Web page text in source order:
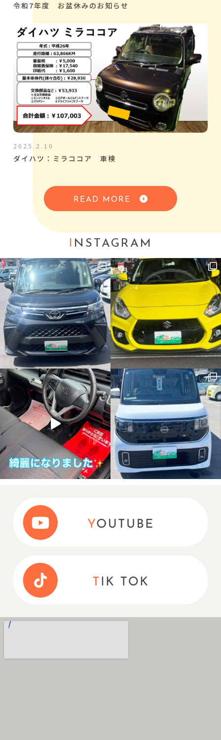
令和7年度 お盆休みのお知らせ
2025.2.10
ダイハツ：ミラココア 車検
READ MORE
NSTAGRAM